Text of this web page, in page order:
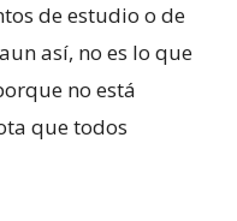
de estudio o de
así, no es lo que
no está
que todos